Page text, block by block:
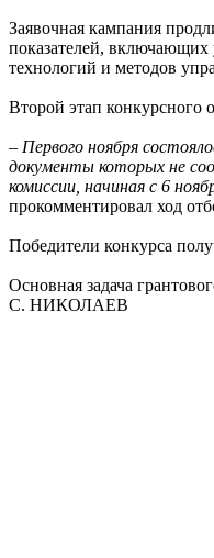
Заявочная кампания
показателей, включающих
технологий и методов
Второй этап конкурсного
– Первого ноября
документы которых не
комиссии, начиная с 6
прокомментировал ход
Победители конкурса
Основная задача
С. НИКОЛАЕВ